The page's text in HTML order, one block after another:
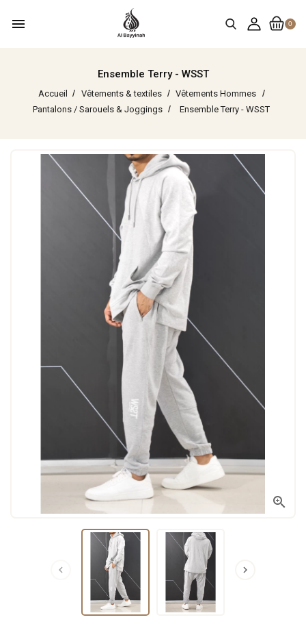
0
menu
Ensemble Terry - WSST
Accueil Vêtements & textiles
Vêtements Hommes
Pantalons / Sarouels & Joggings
Ensemble Terry - WSST

 